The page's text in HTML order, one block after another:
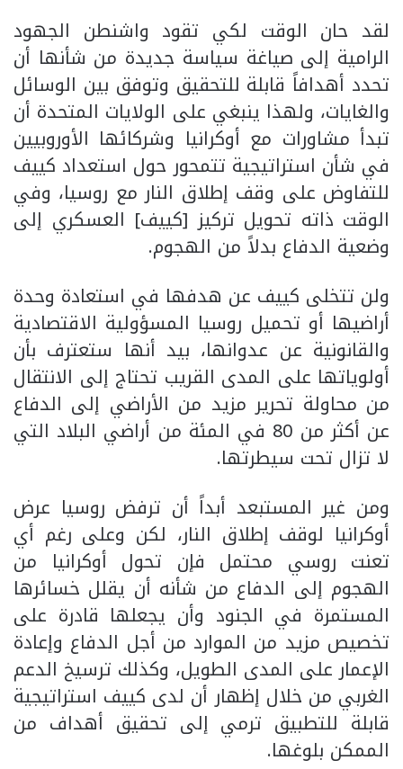
لقد حان الوقت لكي تقود واشنطن الجهود
الرامية إلى صياغة سياسة جديدة من شأنها أن
تحدد أهدافاً قابلة للتحقيق وتوفق بين الوسائل
والغايات، ولهذا ينبغي على الولايات المتحدة أن
تبدأ مشاورات مع أوكرانيا وشركائها الأوروبيين
في شأن استراتيجية تتمحور حول استعداد كييف
للتفاوض على وقف إطلاق النار مع روسيا، وفي
الوقت ذاته تحويل تركيز [كييف] العسكري إلى
وضعية الدفاع بدلاً من الهجوم.
ولن تتخلى كييف عن هدفها في استعادة وحدة
أراضيها أو تحميل روسيا المسؤولية الاقتصادية
والقانونية عن عدوانها، بيد أنها ستعترف بأن
أولوياتها على المدى القريب تحتاج إلى الانتقال
من محاولة تحرير مزيد من الأراضي إلى الدفاع
عن أكثر من 80 في المئة من أراضي البلاد التي
لا تزال تحت سيطرتها.
ومن غير المستبعد أبداً أن ترفض روسيا عرض
أوكرانيا لوقف إطلاق النار، لكن وعلى رغم أي
تعنت روسي محتمل فإن تحول أوكرانيا من
الهجوم إلى الدفاع من شأنه أن يقلل خسائرها
المستمرة في الجنود وأن يجعلها قادرة على
تخصيص مزيد من الموارد من أجل الدفاع وإعادة
الإعمار على المدى الطويل، وكذلك ترسيخ الدعم
الغربي من خلال إظهار أن لدى كييف استراتيجية
قابلة للتطبيق ترمي إلى تحقيق أهداف من
الممكن بلوغها.